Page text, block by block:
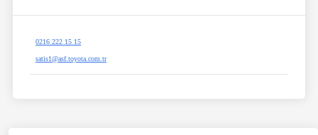
0216 222 15 15
satis1@asf.toyota.com.tr